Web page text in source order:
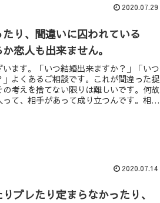
2020.07.29
り、間違いに囚われている
恋人も出来ません。
ます。「いつ結婚出来ますか？」「いつ
よくあるご相談です。これが間違った捉
考えを捨てない限りは難しいです。何故
て、相手があって成り立つんです。相手
2020.07.14
ブレたり定まらなかったり、